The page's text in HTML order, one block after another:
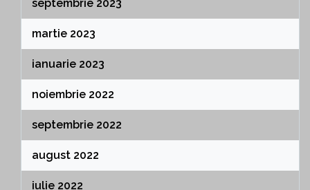
septembrie 2023
martie 2023
ianuarie 2023
noiembrie 2022
septembrie 2022
august 2022
iulie 2022